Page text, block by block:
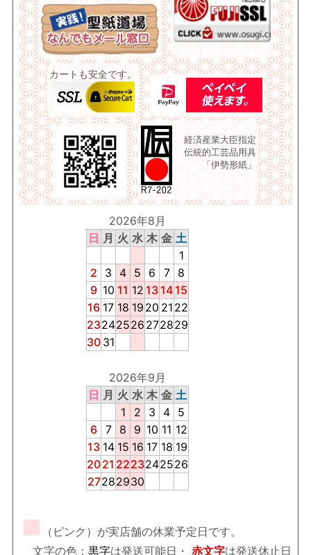
カートも安全です。
経済産業大臣指定
伝統的工芸品用具
「伊勢形紙」
2026年8月
日 月 火 水 木 金 土
1
2
3 4 5 6 7
8
9 10 11 12 13 14 15
16 17 18 19 20 21 22
23242526 272829
30 31
2026年9月
日 月 火 水 木 金 土
1
2 3 4 5
6 7 8 9 10 11 12
13 14 15 16 17 18 19
2021 2223242526
27282930
■
（ピンク）が実店舗の休業予定日です。
文字の色： 黒字は発送可能日・ 赤文字は発送休止日